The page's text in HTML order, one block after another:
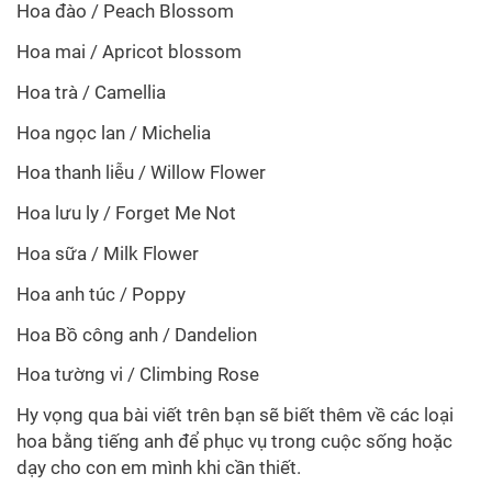
Hoa đào / Peach Blossom
Hoa mai / Apricot blossom
Hoa trà / Camellia
Hoa ngọc lan / Michelia
Hoa thanh liễu / Willow Flower
Hoa lưu ly / Forget Me Not
Hoa sữa / Milk Flower
Hoa anh túc / Poppy
Hoa Bồ công anh / Dandelion
Hoa tường vi / Climbing Rose
Hy vọng qua bài viết trên bạn sẽ biết thêm về các loại
hoa bằng tiếng anh để phục vụ trong cuộc sống hoặc
dạy cho con em mình khi cần thiết.